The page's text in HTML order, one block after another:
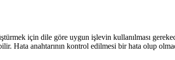
için dile göre uygun işlevin kullanılması
Hata anahtarının kontrol edilmesi bir hata olup